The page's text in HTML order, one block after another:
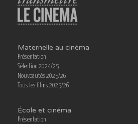
Maternelle au cinéma
Présentation
Sélection 2024/25
Nouveautés 2025/26
Tous les films 2025/26
École et cinéma
Présentation